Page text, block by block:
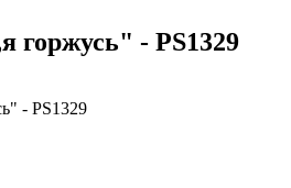
- PS1329
- PS1329